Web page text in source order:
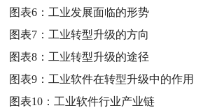
图表6： 工业发展面临的形势
图表7： 工业转型升级的方向
图表8： 工业转型升级的途径
图表9： 工业软件在转型升级中的作用
图表10： 工业软件行业产业链